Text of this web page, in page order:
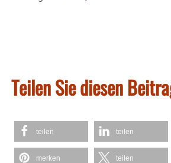
Teilen Sie diesen
teilen teilen
merken teilen